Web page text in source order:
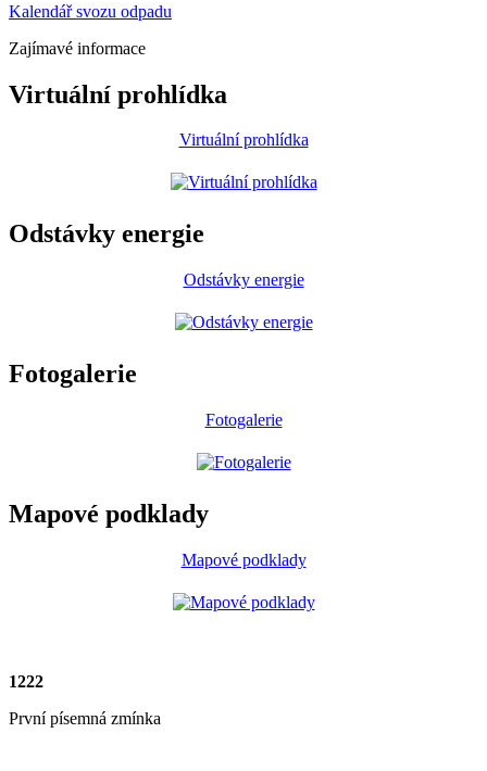
Kalendář svozu odpadu
Zajímavé informace
Virtuální prohlídka
Virtuální prohlídka
Odstávky energie
Odstávky energie
Fotogalerie
Fotogalerie
Mapové podklady
Mapové podklady
1222
První písemná zmínka